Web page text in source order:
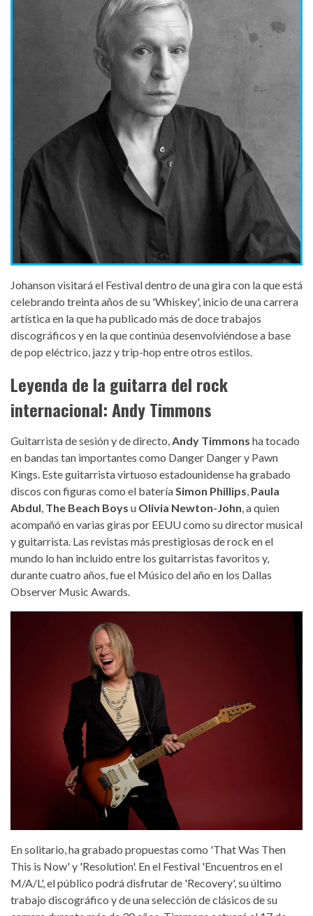
jay-jay-johanson.jpg
Johanson visitará el Festival dentro de una gira con la que está
celebrando treinta años de su 'Whiskey', inicio de una carrera
artística en la que ha publicado más de doce trabajos
discográficos y en la que continúa desenvolviéndose a base
de pop eléctrico, jazz y trip-hop entre otros estilos.
Leyenda de la guitarra del rock
internacional: Andy Timmons
Guitarrista de sesión y de directo,Andy Timmons ha tocado
en bandas tan importantes como Danger Danger y Pawn
Kings. Este guitarrista virtuoso estadounidense ha grabado
discos con figuras como el bateríaSimon Phillips, Paula
Abdul, The Beach Boys u Olivia Newton-John, a quien
acompañó en varias giras por EEUU como su director musical
y guitarrista. Las revistas más prestigiosas de rock en el
mundo lo han incluido entre los guitarristas favoritos y,
durante cuatro años, fue el Músico del año en los Dallas
Observer Music Awards.
andy_timmons.png
En solitario, ha grabado propuestas como 'That Was Then
This is Now' y 'Resolution'. En el Festival 'Encuentros en el
M/A/L', el público podrá disfrutar de 'Recovery', su último
trabajo discográfico y de una selección de clásicos de su